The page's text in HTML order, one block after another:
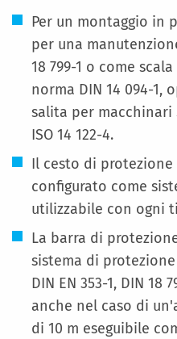
Per un montaggio in
per una
18 799-1 o come
norma DIN 14 094-1,
salita per macchinari
ISO 14 122-4.
Il cesto di protezione
configurato come
utilizzabile con ogni
La barra di
sistema di
DIN EN 353-1, DIN 18
anche nel caso di
di 10 m eseguibile